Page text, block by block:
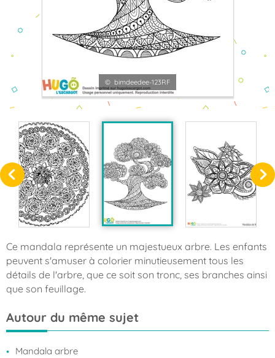
© bimdeedee-123RF
Ce mandala représente un majestueux arbre. Les enfants
peuvent s'amuser à colorier minutieusement tous les
détails de l'arbre, que ce soit son tronc, ses branches ainsi
que son feuillage.
Autour du même sujet
Mandala arbre